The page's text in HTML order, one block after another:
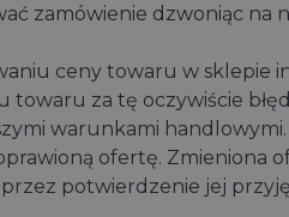
zamówienie dzwoniąc na
ceny towaru w sklepie
towaru za tę oczywiście
warunkami
ofertę. Zmieniona
potwierdzenie jej